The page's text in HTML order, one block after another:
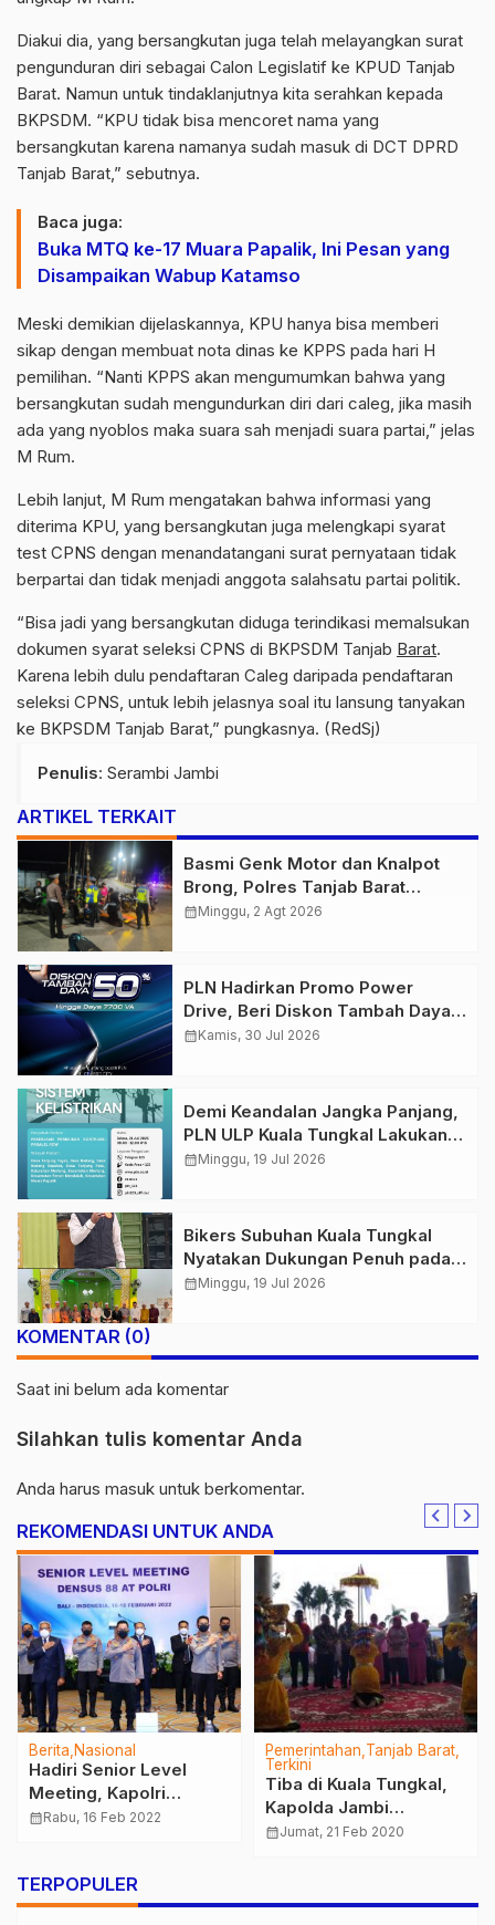
Diakui dia, yang bersangkutan juga telah melayangkan surat
pengunduran diri sebagai Calon Legislatif ke KPUD Tanjab
Barat. Namun untuk tindaklanjutnya kita serahkan kepada
BKPSDM. “KPU tidak bisa mencoret nama yang
bersangkutan karena namanya sudah masuk di DCT DPRD
Tanjab Barat,” sebutnya.
Baca juga:
Buka MTQ ke-17 Muara Papalik, Ini Pesan yang
Disampaikan Wabup Katamso
Meski demikian dijelaskannya, KPU hanya bisa memberi
sikap dengan membuat nota dinas ke KPPS pada hari H
pemilihan. “Nanti KPPS akan mengumumkan bahwa yang
bersangkutan sudah mengundurkan diri dari caleg, jika masih
ada yang nyoblos maka suara sah menjadi suara partai,” jelas
M Rum.
Lebih lanjut, M Rum mengatakan bahwa informasi yang
diterima KPU, yang bersangkutan juga melengkapi syarat
test CPNS dengan menandatangani surat pernyataan tidak
berpartai dan tidak menjadi anggota salahsatu partai politik.
“Bisa jadi yang bersangkutan diduga terindikasi memalsukan
dokumen syarat seleksi CPNS di BKPSDM Tanjab Barat.
Karena lebih dulu pendaftaran Caleg daripada pendaftaran
seleksi CPNS, untuk lebih jelasnya soal itu lansung tanyakan
ke BKPSDM Tanjab Barat,” pungkasnya. (RedSj)
Penulis: Serambi Jambi
ARTIKEL TERKAIT
Basmi Genk Motor dan Knalpot
Brong, Polres Tanjab Barat
Amankan Belasan Kendaraan
calendar_monthMinggu, 2 Agt 2026
PLN Hadirkan Promo Power
Drive, Beri Diskon Tambah Daya
50% di Ajang GIIAS 2026
calendar_monthKamis, 30 Jul 2026
Demi Keandalan Jangka Panjang,
PLN ULP Kuala Tungkal Lakukan
Pemeliharaan Jaringan Berkala
calendar_monthMinggu, 19 Jul 2026
Bikers Subuhan Kuala Tungkal
Nyatakan Dukungan Penuh pada
Polres Tanjab Barat Berantas
calendar_monthMinggu, 19 Jul 2026
KOMENTAR (0)
Saat ini belum ada komentar
Silahkan tulis komentar Anda
Anda harus masuk untuk berkomentar.
REKOMENDASI UNTUK ANDA
Berita Nasional
Hadiri Senior Level
Meeting, Kapolri
Tekankan Densus 88
Tantangan
calendar_monthRabu, 16 Feb 2022
Pemerintahan Tanjab Barat
Terkini
Tiba di Kuala Tungkal,
Kapolda Jambi
Disambut Tarian
calendar_monthJumat, 21 Feb 2020
TERPOPULER